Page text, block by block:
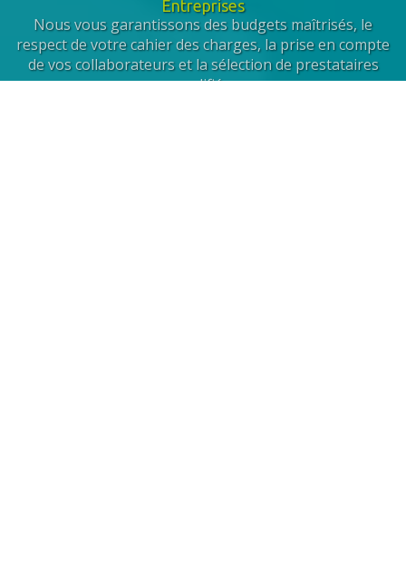
Entreprises
Nous vous garantissons des budgets maîtrisés, le
respect de votre cahier des charges, la prise en compte
de vos collaborateurs et la sélection de prestataires
qualifiés.